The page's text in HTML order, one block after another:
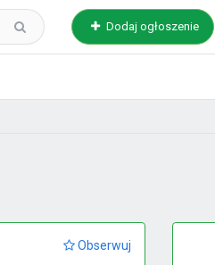
Dodaj ogłoszenie
Obserwuj